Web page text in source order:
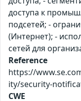
доступа к
подсетей; -
(Интернет); -
сетей для
Reference
https://
ity/security-
CWE